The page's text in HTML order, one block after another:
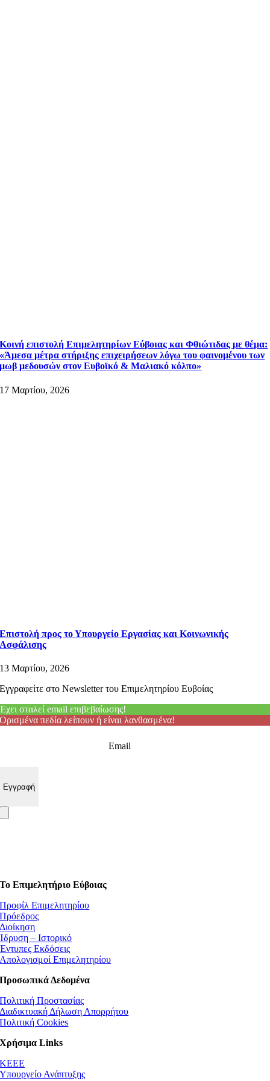
Κοινή επιστολή Επιμελητηρίων Εύβοιας και Φθιώτιδας με θέμα:
«Άμεσα μέτρα στήριξης επιχειρήσεων λόγω του φαινομένου των
μωβ μεδουσών στον Ευβοϊκό & Μαλιακό κόλπο»
17 Μαρτίου, 2026
Επιστολή προς το Υπουργείο Εργασίας και Κοινωνικής
Ασφάλισης
13 Μαρτίου, 2026
Εγγραφείτε στο Newsletter του Επιμελητηρίου Ευβοίας
Έχει σταλεί email επιβεβαίωσης!
Ορισμένα πεδία λείπουν ή είναι λανθασμένα!
Email
Το Επιμελητήριο Εύβοιας
Προφίλ Επιμελητηρίου
Πρόεδρος
Διοίκηση
Ίδρυση – Ιστορικό
Έντυπες Εκδόσεις
Απολογισμοί Επιμελητηρίου
Προσωπικά Δεδομένα
Πολιτική Προστασίας
Διαδικτυακή Δήλωση Απορρήτου
Πολιτική Cookies
Χρήσιμα Links
ΚEEE
Υπουργείο Ανάπτυξης